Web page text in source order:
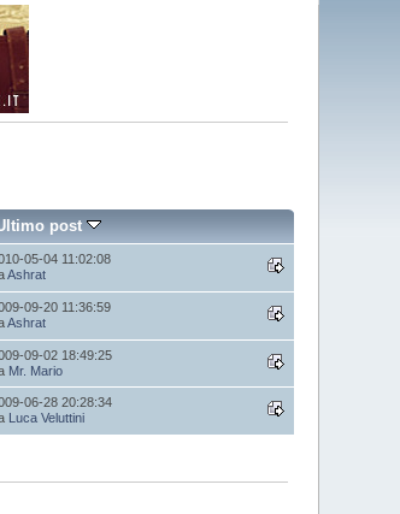
post
05-04 11:02:08
Ashrat
09-20 11:36:59
Ashrat
09-02 18:49:25
Mr. Mario
06-28 20:28:34
Luca Veluttini